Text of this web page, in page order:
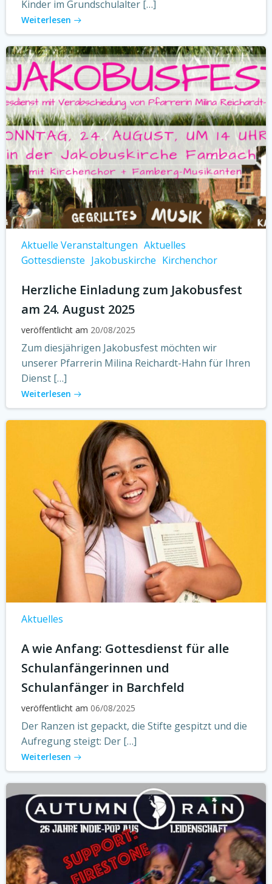
Kinder im Grundschulalter […]
Weiterlesen
Aktuelle Veranstaltungen Aktuelles
Gottesdienste Jakobuskirche Kirchenchor
Herzliche Einladung zum Jakobusfest
am 24. August 2025
veröffentlicht am 20/08/2025
Zum diesjährigen Jakobusfest möchten wir
unserer Pfarrerin Milina Reichardt-Hahn für Ihren
Dienst […]
Weiterlesen
Aktuelles
A wie Anfang: Gottesdienst für alle
Schulanfängerinnen und
Schulanfänger in Barchfeld
veröffentlicht am 06/08/2025
Der Ranzen ist gepackt, die Stifte gespitzt und die
Aufregung steigt: Der […]
Weiterlesen